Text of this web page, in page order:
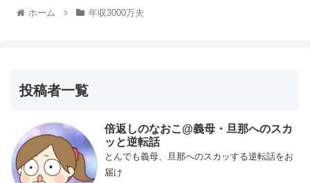
ホーム 年収3000万夫
投稿者一覧
倍返しのなおこ@義母・旦那へのスカ
ッと逆転話
とんでも義母、旦那へのスカッする逆転話をお
届け